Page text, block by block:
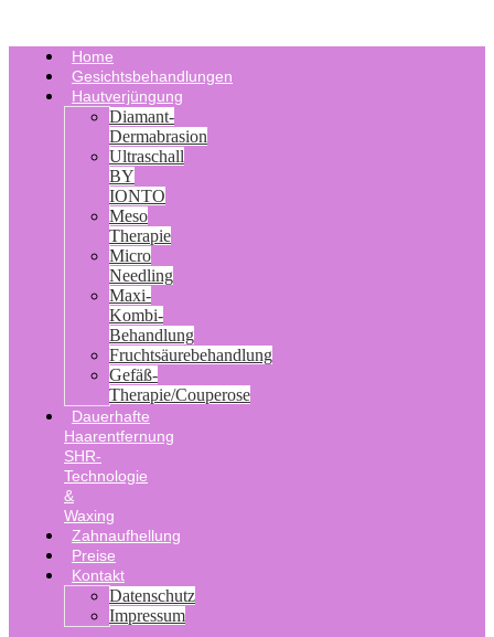
Home
Gesichtsbehandlungen
Hautverjüngung
Diamant-
Dermabrasion
Ultraschall
BY
IONTO
Meso
Therapie
Micro
Needling
Maxi-
Kombi-
Behandlung
Fruchtsäurebehandlung
Gefäß-
Therapie/Couperose
Dauerhafte
Haarentfernung
SHR-
Technologie
&
Waxing
Zahnaufhellung
Preise
Kontakt
Datenschutz
Impressum